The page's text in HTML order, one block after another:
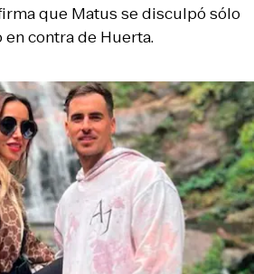
que Matus se disculpó sólo
contra de Huerta.